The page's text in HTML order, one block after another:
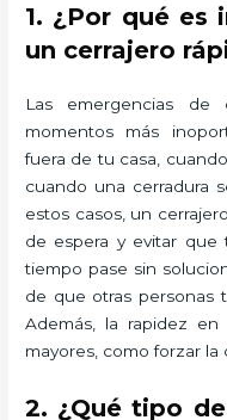
1. ¿Por qué es
un cerrajero
Las emergencias de
momentos más
fuera de tu casa,
cuando una cerradura
estos casos, un
de espera y evitar que
tiempo pase sin
de que otras personas
Además, la rapidez
mayores, como forzar la
2. ¿Qué tipo